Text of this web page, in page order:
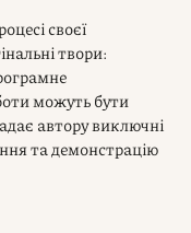
своєї
твори:
можуть бути
автору виключні
та демонстрацію